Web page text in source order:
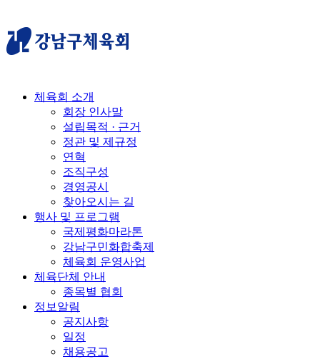
체육회 소개
회장 인사말
설립목적 · 근거
정관 및 제규정
연혁
조직구성
경영공시
찾아오시는 길
행사 및 프로그램
국제평화마라톤
강남구민화합축제
체육회 운영사업
체육단체 안내
종목별 협회
정보알림
공지사항
일정
채용공고